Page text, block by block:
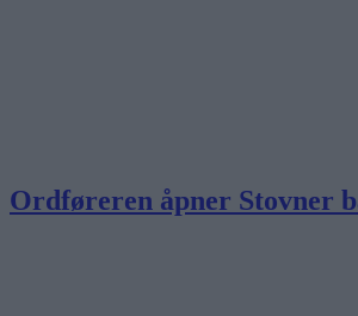
Ordføreren åpner Stovner